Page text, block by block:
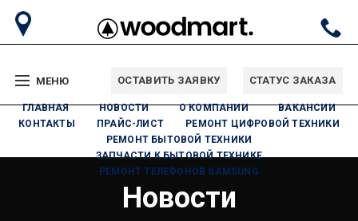
МЕНЮ ОСТАВИТЬ ЗАЯВКУ СТАТУС ЗАКАЗА
ГЛАВНАЯ НОВОСТИ О КОМПАНИИ
ВАКАНСИИ
КОНТАКТЫ
ПРАЙС-ЛИСТ
РЕМОНТ ЦИФРОВОЙ ТЕХНИКИ
РЕМОНТ БЫТОВОЙ ТЕХНИКИ
ЗАПЧАСТИ К БЫТОВОЙ ТЕХНИКЕ
РЕМОНТ ТЕЛЕФОНОВ SAMSUNG
Новости